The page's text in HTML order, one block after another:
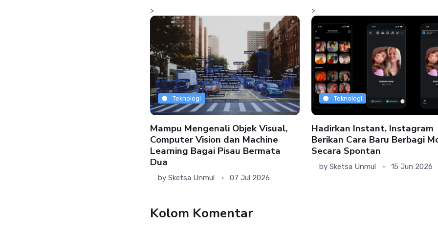
>
Teknologi
Mampu Mengenali Objek Visual,
Computer Vision dan Machine
Learning Bagai Pisau Bermata
Dua
by Sketsa Unmul 07 Jul 2026
>
Teknologi
Hadirkan Instant, Instagram
Berikan Cara Baru Berbagi
Secara Spontan
by Sketsa Unmul 15 Jun 2026
Kolom Komentar